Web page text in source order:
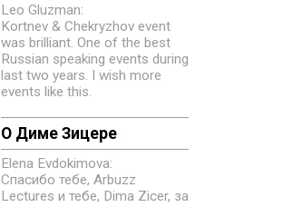
Leo Gluzman:
Kortnev & Chekryzhov event
was brilliant. One of the best
Russian speaking events during
last two years. I wish more
events like this.
О Диме Зицере
Elena Evdokimovа:
Спасибо тебе, Arbuzz
Lectures и тебе, Dima Zicer, за